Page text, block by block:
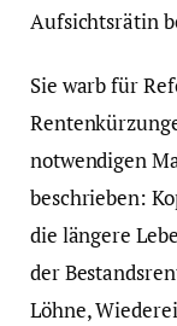
Aufsichtsrätin
Sie warb für
notwendigen
beschrieben:
die längere
der
Löhne,